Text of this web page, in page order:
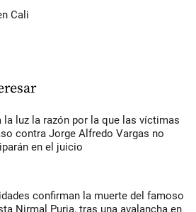
Cali
la luz la razón por la que las víctimas
contra Jorge Alfredo Vargas no
en el juicio
confirman la muerte del famoso
Nirmal Purja, tras una avalancha en